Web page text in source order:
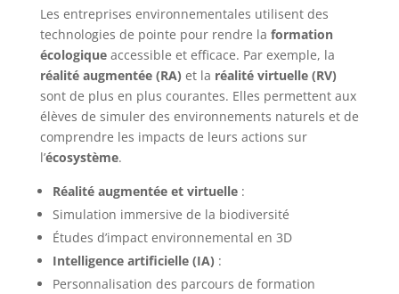
Les entreprises environnementales utilisent des
technologies de pointe pour rendre la formation
écologiqueaccessible et efficace. Par exemple, la
réalité augmentée (RA) et la réalité virtuelle (RV)
sont de plus en plus courantes. Elles permettent aux
élèves de simuler des environnements naturels et de
comprendre les impacts de leurs actions sur
l’écosystème.
Réalité augmentée et virtuelle:
Simulation immersive de la biodiversité
Études d’impact environnemental en 3D
Intelligence artificielle (IA) :
Personnalisation des parcours de formation